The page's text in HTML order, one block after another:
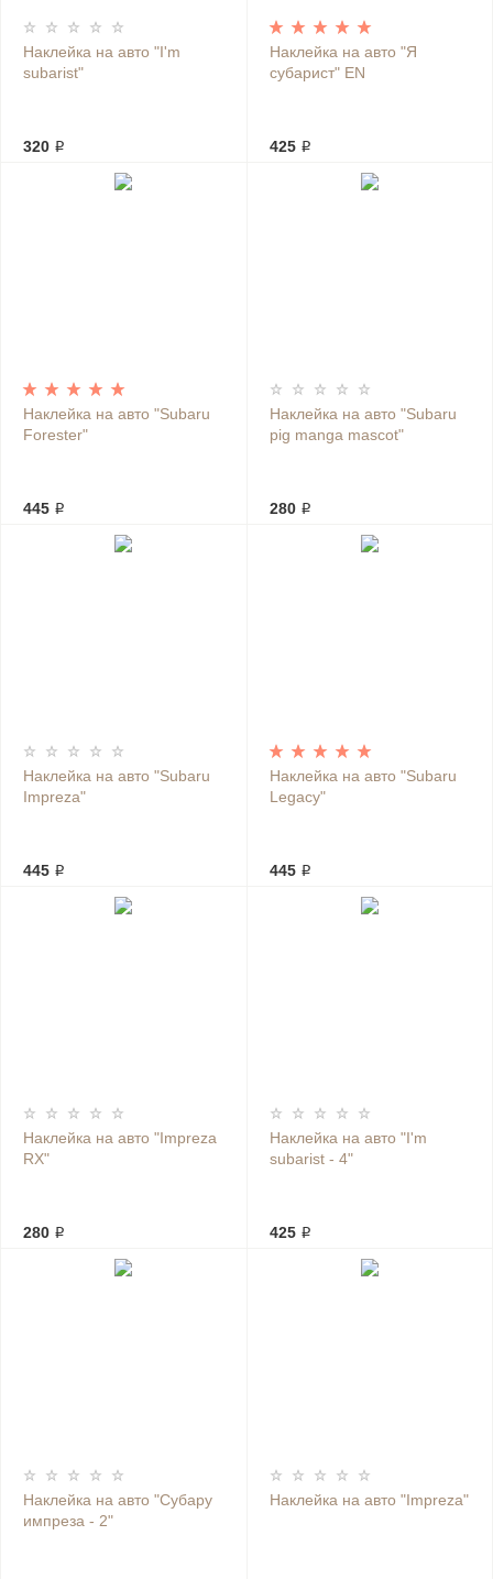
Наклейка на авто "I'm
subarist"
320 ₽
Наклейка на авто "Я
субарист" EN
425 ₽
Наклейка на авто "Subaru
Forester"
445 ₽
Наклейка на авто "Subaru
pig manga mascot"
280 ₽
Наклейка на авто "Subaru
Impreza"
445 ₽
Наклейка на авто "Subaru
Legacy"
445 ₽
Наклейка на авто "Impreza
RX"
280 ₽
Наклейка на авто "I'm
subarist - 4"
425 ₽
Наклейка на авто "Субару
импреза - 2"
Наклейка на авто "Impreza"